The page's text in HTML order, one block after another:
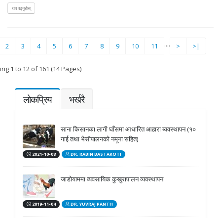
थप पढ्नुहोस्
2 3 4 5 6 7 8 9 10 11 .... > >|
1 to 12 of 161 (14 Pages)
लोकप्रिय भर्खरै
साना किसानका लागी घाँसमा आधारित आहारा ब्यवस्थापन (१०
गाई तथा भैसीपालनको नमूना सहित)
2021-10-08 DR. RABIN BASTAKOTI
जाडोयाममा व्यवसायिक कुखुरापालन व्यवस्थापन
2019-11-04 DR. YUVRAJ PANTH